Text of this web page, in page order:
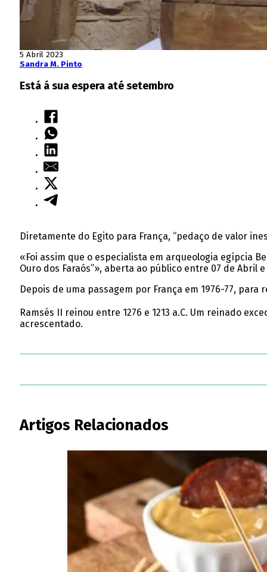
5 Abril 2023
Sandra M. Pinto
Está á sua espera até setembro
Diretamente do Egito para França, “pedaço de valor
«Foi assim que o especialista em arqueologia egípcia
Ouro dos Faraós”», aberta ao público entre 07 de Abril
Depois de uma passagem por França em 1976-77,
Ramsés II reinou entre 1276 e 1213 a.C. Um reinado
acrescentado.
Artigos Relacionados